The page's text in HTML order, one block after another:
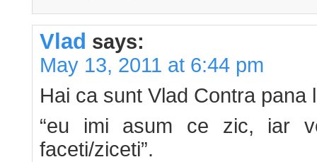
Vlad says:
May 13, 2011 at 6:44 pm
Hai ca sunt Vlad Contra pana
“eu imi asum ce zic, iar
faceti/ziceti”.